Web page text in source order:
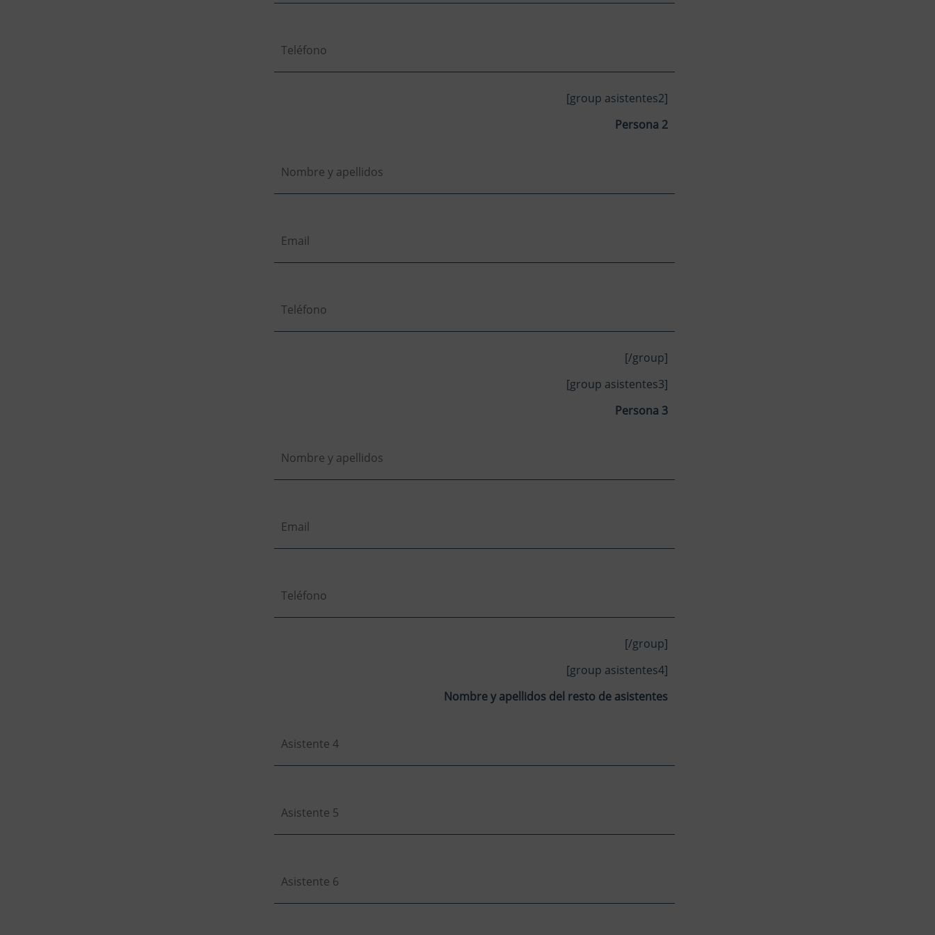
[group asistentes2]
Persona 2
[/group]
[group asistentes3]
Persona 3
[/group]
[group asistentes4]
Nombre y apellidos del resto de asistentes